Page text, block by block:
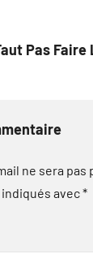
Pas Faire
ne sera pas
avec*